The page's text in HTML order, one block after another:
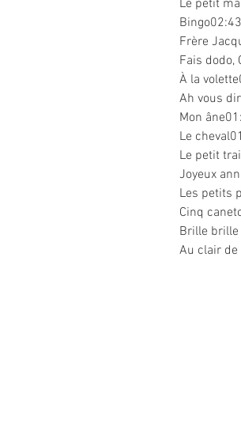
Le petit
Bingo02:43
Frère
Fais dodo,
À la
Ah vous
Mon
Le
Le petit
Joyeux
Les petits
Cinq
Brille
Au clair